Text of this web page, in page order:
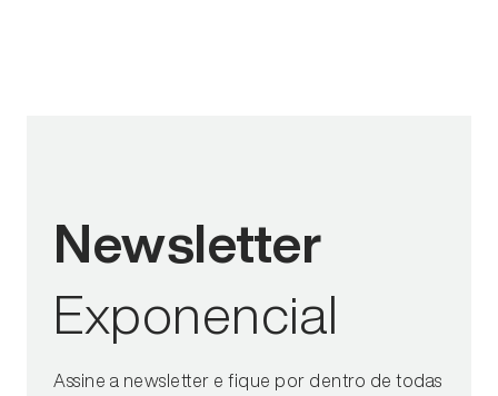
Newsletter
Exponencial
Assine a newsletter e fique por dentro de todas